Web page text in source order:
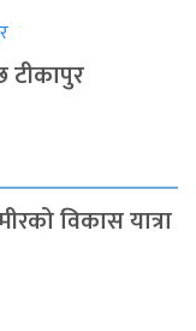
टीकापुर
विकास यात्रा